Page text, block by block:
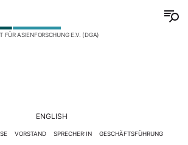
FÜR ASIENFORSCHUNG E.V. (DGA)
ENGLISH
VORSTAND SPRECHER:IN GESCHÄFTSFÜHRUNG